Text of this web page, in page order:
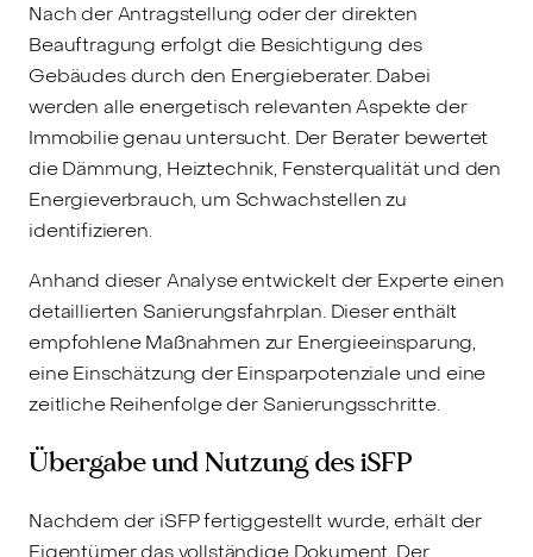
Nach der Antragstellung oder der direkten
Beauftragung erfolgt die Besichtigung des
Gebäudes durch den Energieberater. Dabei
werden alle energetisch relevanten Aspekte der
Immobilie genau untersucht. Der Berater bewertet
die Dämmung, Heiztechnik, Fensterqualität und den
Energieverbrauch, um Schwachstellen zu
identifizieren.
Anhand dieser Analyse entwickelt der Experte einen
detaillierten Sanierungsfahrplan. Dieser enthält
empfohlene Maßnahmen zur Energieeinsparung,
eine Einschätzung der Einsparpotenziale und eine
zeitliche Reihenfolge der Sanierungsschritte.
Übergabe und Nutzung des iSFP
Nachdem der iSFP fertiggestellt wurde, erhält der